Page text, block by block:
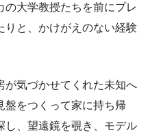
の大学教授たちを前にプレ
りと、かけがえのない経験
が気づかせてくれた未知へ
盤をつくって家に持ち帰
し、望遠鏡を覗き、モデル